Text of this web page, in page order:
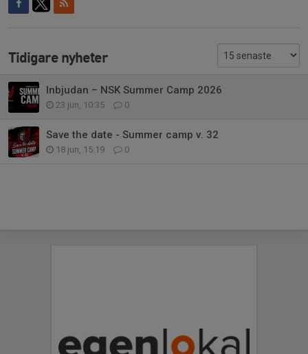
Tidigare nyheter
Inbjudan – NSK Summer Camp 2026
23 jun, 10:35 0
Save the date - Summer camp v. 32
18 jun, 15:19 0